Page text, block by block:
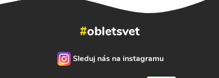
#obletsvet
Sleduj nás na instagramu